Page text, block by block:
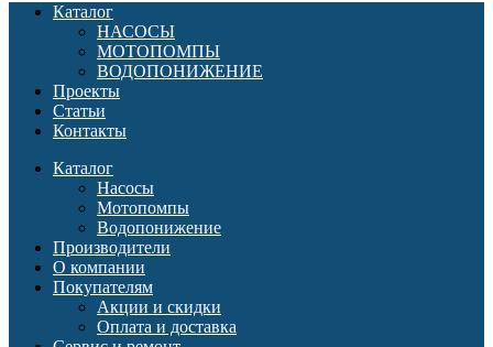
Каталог
НАСОСЫ
МОТОПОМПЫ
ВОДОПОНИЖЕНИЕ
Проекты
Статьи
Контакты
Каталог
Насосы
Мотопомпы
Водопонижение
Производители
О компании
Покупателям
Акции и скидки
Оплата и доставка